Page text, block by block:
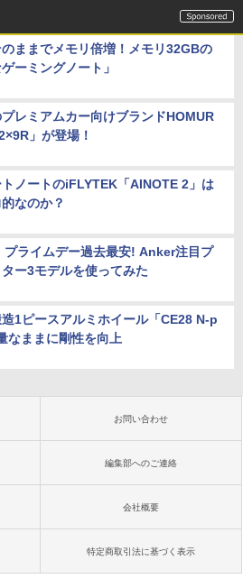
ままでメモリ倍増！メモリ32GBの
ゲーミングノート」
レミアムカー向けブランドHOMUR
」が登場！
ノートのiFLYTEK「AINOTE 2」は
なのか？
ライムデー過去最安! Anker注目プ
ー3モデルを使ってみた
造1ピースアルミホイール「CE28 N-p
なままに剛性を向上
お問い合わせ
編集部へのご連絡
会社概要
特定商取引法に基づく表示